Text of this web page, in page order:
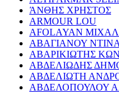
ΆΝΘΗΣ ΧΡΗΣΤΟΣ
ARMOUR LOU
AFOLAYAN
ΑΒΑΓΙΑΝΟΥ
ΑΒΑΡΙΚΙΩΤΗΣ
ΑΒΔΕΛΙΩΔΗΣ
ΑΒΔΕΛΙΩΤΗ
ΑΒΔΕΛΟΠΟΥΛΟΥ